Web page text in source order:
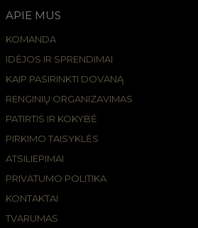
APIE MUS
KOMANDA
IDĖJOS IR SPRENDIMAI
KAIP PASIRINKTI DOVANĄ
RENGINIŲ ORGANIZAVIMAS
PATIRTIS IR KOKYBĖ
PIRKIMO TAISYKLĖS
ATSILIEPIMAI
PRIVATUMO POLITIKA
KONTAKTAI
TVARUMAS